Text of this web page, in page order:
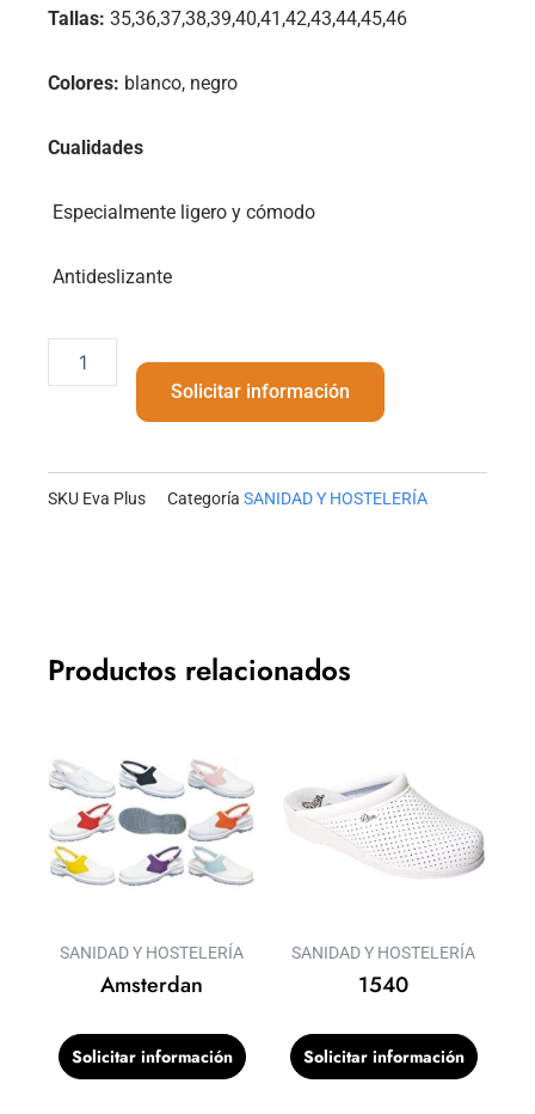
Tallas: 35,36,37,38,39,40,41,42,43,44,45,46
Colores: blanco, negro
Cualidades
Especialmente ligero y cómodo
Antideslizante
Solicitar información
SKU Eva Plus Categoría SANIDAD Y HOSTELERÍA
Productos relacionados
SANIDAD Y HOSTELERÍA
Amsterdan
Solicitar información
SANIDAD Y HOSTELERÍA
1540
Solicitar información